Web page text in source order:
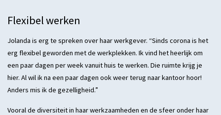
Flexibel werken
Jolanda is erg te spreken over haar werkgever. “Sinds corona is het
erg flexibel geworden met de werkplekken. Ik vind het heerlijk om
een paar dagen per week vanuit huis te werken. Die ruimte krijg je
hier. Al wil ik na een paar dagen ook weer terug naar kantoor hoor!
Anders mis ik de gezelligheid.”
Vooral de diversiteit in haar werkzaamheden en de sfeer onder haar